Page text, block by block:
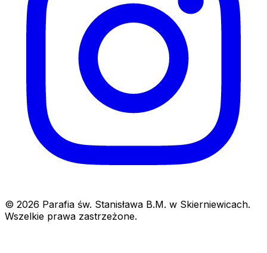
© 2026 Parafia św. Stanisława B.M. w Skierniewicach.
Wszelkie prawa zastrzeżone.